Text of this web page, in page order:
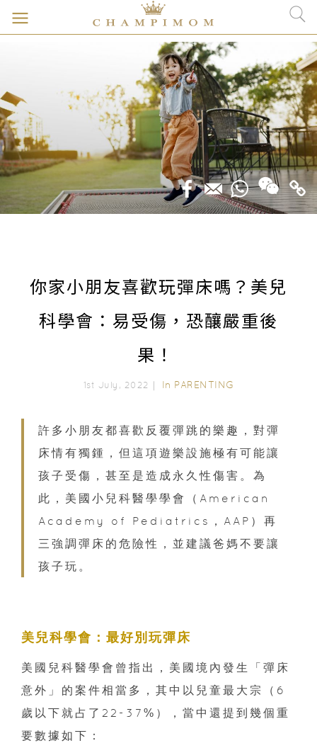
你家小朋友喜歡玩彈床嗎？美兒
科學會：易受傷，恐釀嚴重後
果！
1st July, 2022｜ In PARENTING
許多小朋友都喜歡反覆彈跳的樂趣，對彈
床情有獨鍾，但這項遊樂設施極有可能讓
孩子受傷，甚至是造成永久性傷害。為
此，美國小兒科醫學學會（American
Academy of Pediatrics，AAP）再
三強調彈床的危險性，並建議爸媽不要讓
孩子玩。
美兒科學會：最好別玩彈床
美國兒科醫學會曾指出，美國境內發生「彈床
意外」的案件相當多，其中以兒童最大宗（6
歲以下就占了22-37%），當中還提到幾個重
要數據如下：